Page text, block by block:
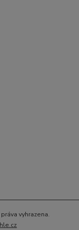
vyhrazena.